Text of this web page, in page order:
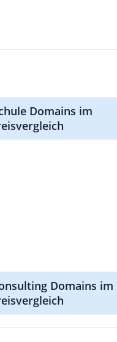
Domains im
Domains im